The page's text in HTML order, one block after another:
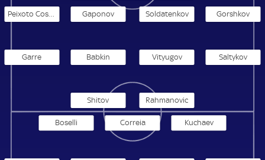
Gaponov Soldatenkov Gorshkov
Garre Babkin Vityugov Saltykov
Shitov Rahmanovic
Kuchaev
Correia
Boselli